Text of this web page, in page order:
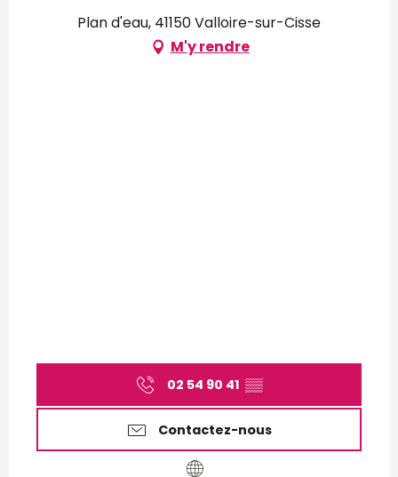
Plan d'eau, 41150 Valloire-sur-Cisse
M'y rendre
02 54 90 41 ▒▒
Contactez-nous